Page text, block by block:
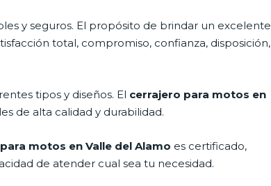
y seguros. El propósito de brindar un excelente
total, compromiso, confianza, disposición,
tipos y diseños. El cerrajero para motos en
de alta calidad y durabilidad.
motos en Valle del Alamo es certificado,
de atender cual sea tu necesidad.